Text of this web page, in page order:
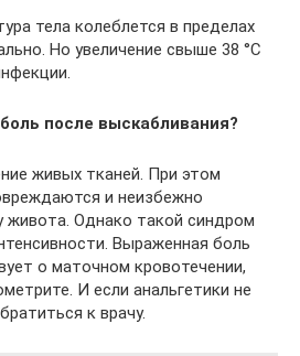
тела колеблется в пределах
Но увеличение свыше 38 °С
после выскабливания?
живых тканей. При этом
и неизбежно
живота. Однако такой синдром
Выраженная боль
о маточном кровотечении,
И если анальгетики не
к врачу.